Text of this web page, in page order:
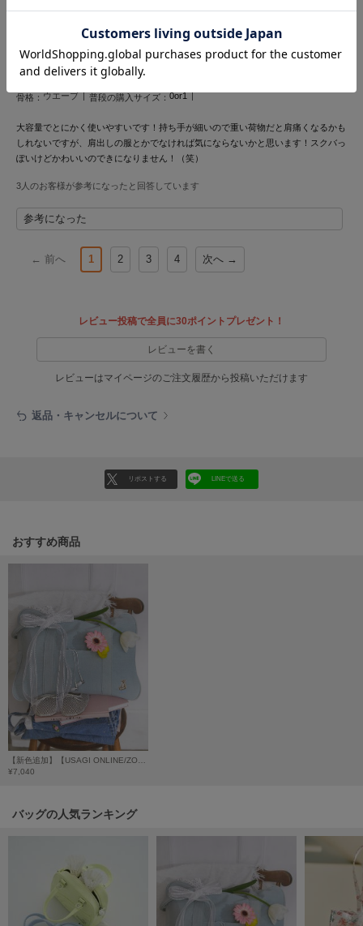
Mila Owen
MOIGE
モワージュ
MUCHA
ニューバランス
nezu
ネズ
オルグ
PATRICK
Philly chocolate
フィリーチョコレート
poláura
ポローラ
リーボック
色：CGRY
女性 155cm～159cm
骨格： ウエーブ 普段の購入サイズ： 0or1
大容量でとにかく使いやすいです！持ち手が細いので重い荷物だと肩痛くなるかも
しれないですが、肩出しの服とかでなければ気にならないかと思います！スクバっ
ぽいけどかわいいのできになりません！（笑）
3人のお客様が参考になったと回答しています
参考になった
← 前へ 1 2 3 4 次へ →
レビュー投稿で全員に30ポイントプレゼント！
レビューを書く
レビューはマイページのご注文履歴から投稿いただけます
返品・キャンセルについて
リポストする LINEで送る
おすすめ商品
¥7,040
バッグの人気ランキング